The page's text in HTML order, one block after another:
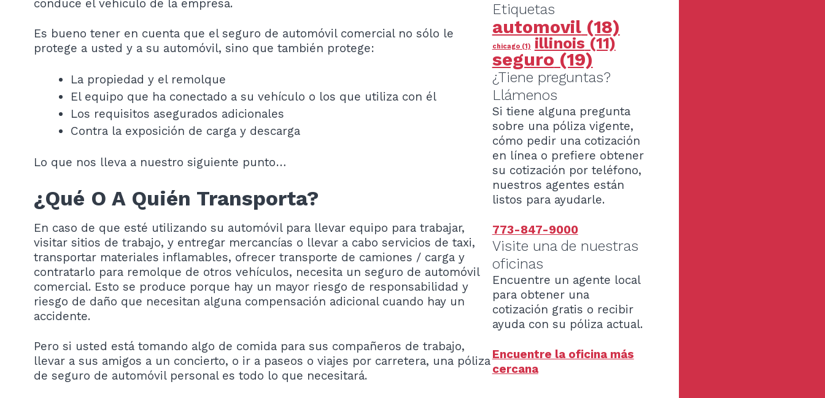
conduce el vehículo de la empresa.
Es bueno tener en cuenta que el seguro de automóvil comercial no sólo le
protege a usted y a su automóvil, sino que también protege:
La propiedad y el remolque
El equipo que ha conectado a su vehículo o los que utiliza con él
Los requisitos asegurados adicionales
Contra la exposición de carga y descarga
Lo que nos lleva a nuestro siguiente punto…
¿Qué O A Quién Transporta?
En caso de que esté utilizando su automóvil para llevar equipo para trabajar,
visitar sitios de trabajo, y entregar mercancías o llevar a cabo servicios de taxi,
transportar materiales inflamables, ofrecer transporte de camiones / carga y
contratarlo para remolque de otros vehículos, necesita un seguro de automóvil
comercial. Esto se produce porque hay un mayor riesgo de responsabilidad y
riesgo de daño que necesitan alguna compensación adicional cuando hay un
accidente.
Pero si usted está tomando algo de comida para sus compañeros de trabajo,
llevar a sus amigos a un concierto, o ir a paseos o viajes por carretera, una póliza
de seguro de automóvil personal es todo lo que necesitará.
Etiquetas
automovil(18)
chicago(1) illinois (11)
seguro (19)
¿Tiene preguntas?
Llámenos
Si tiene alguna pregunta
sobre una póliza vigente,
cómo pedir una cotización
en línea o prefiere obtener
su cotización por teléfono,
nuestros agentes están
listos para ayudarle.
773-847-9000
Visite una de nuestras
oficinas
Encuentre un agente local
para obtener una
cotización gratis o recibir
ayuda con su póliza actual.
Encuentre la oficina más
cercana